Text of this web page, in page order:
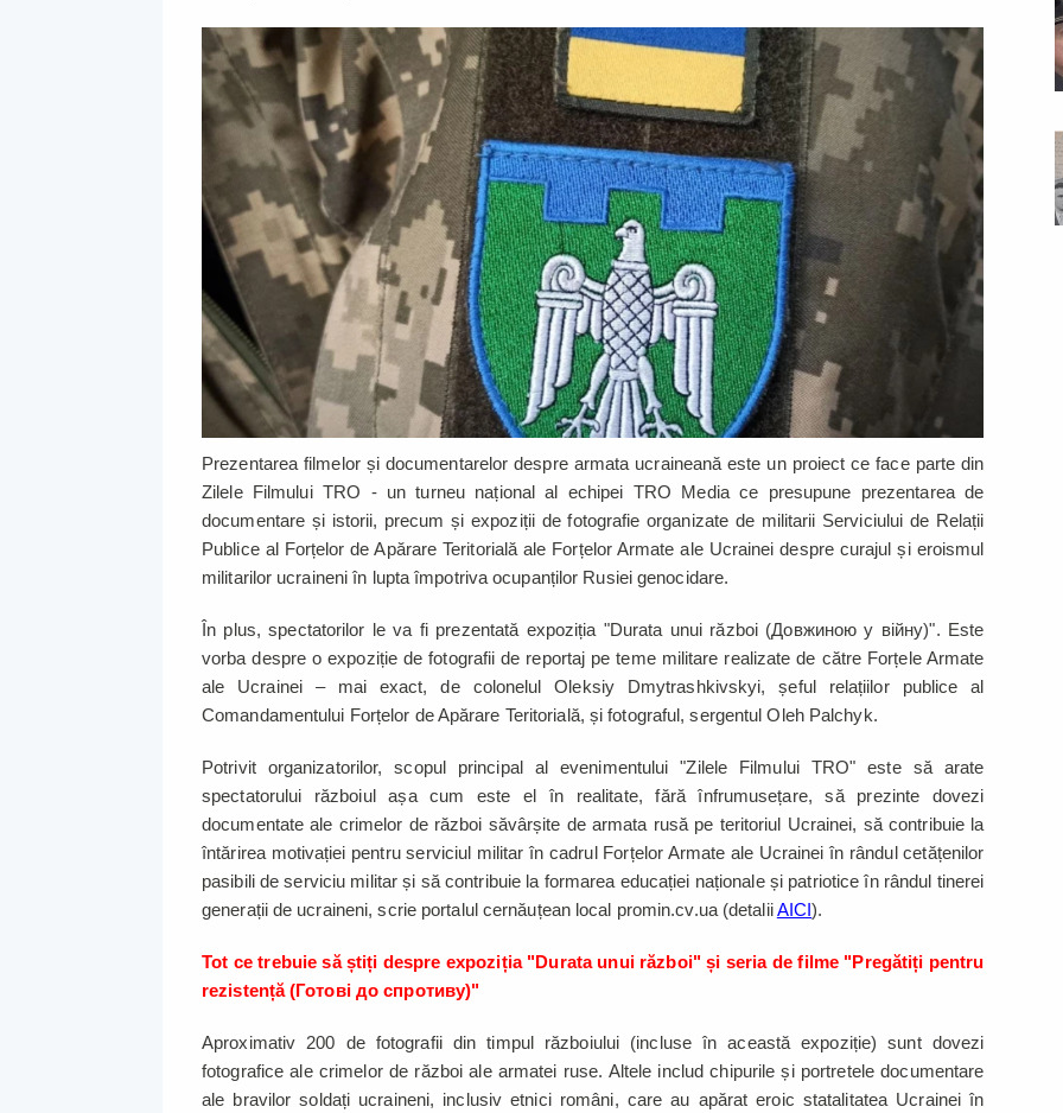
Prezentarea filmelor și documentarelor despre armata ucraineană este un proiect ce face parte din
Zilele Filmului TRO - un turneu național al echipei TRO Media ce presupune prezentarea de
documentare și istorii, precum și expoziții de fotografie organizate de militarii Serviciului de Relații
Publice al Forțelor de Apărare Teritorială ale Forțelor Armate ale Ucrainei despre curajul și eroismul
militarilor ucraineni în lupta împotriva ocupanților Rusiei genocidare.
În plus, spectatorilor le va fi prezentată expoziția "Durata unui război (Довжиною у війну)". Este
vorba despre o expoziție de fotografii de reportaj pe teme militare realizate de către Forțele Armate
ale Ucrainei – mai exact, de colonelul Oleksiy Dmytrashkivskyi, șeful relațiilor publice al
Comandamentului Forțelor de Apărare Teritorială, și fotograful, sergentul Oleh Palchyk.
Potrivit organizatorilor, scopul principal al evenimentului "Zilele Filmului TRO" este să arate
spectatorului războiul așa cum este el în realitate, fără înfrumusețare, să prezinte dovezi
documentate ale crimelor de război săvârșite de armata rusă pe teritoriul Ucrainei, să contribuie la
întărirea motivației pentru serviciul militar în cadrul Forțelor Armate ale Ucrainei în rândul cetățenilor
pasibili de serviciu militar și să contribuie la formarea educației naționale și patriotice în rândul tinerei
generații de ucraineni, scrie portalul cernăuțean local promin.cv.ua (detaliiAICI).
Tot ce trebuie să știți despre expoziția "Durata unui război" și seria de filme "Pregătiți pentru
rezistență (Готові до спротиву)"
Aproximativ 200 de fotografii din timpul războiului (incluse în această expoziție) sunt dovezi
fotografice ale crimelor de război ale armatei ruse. Altele includ chipurile și portretele documentare
ale bravilor soldați ucraineni, inclusiv etnici români, care au apărat eroic statalitatea Ucrainei în